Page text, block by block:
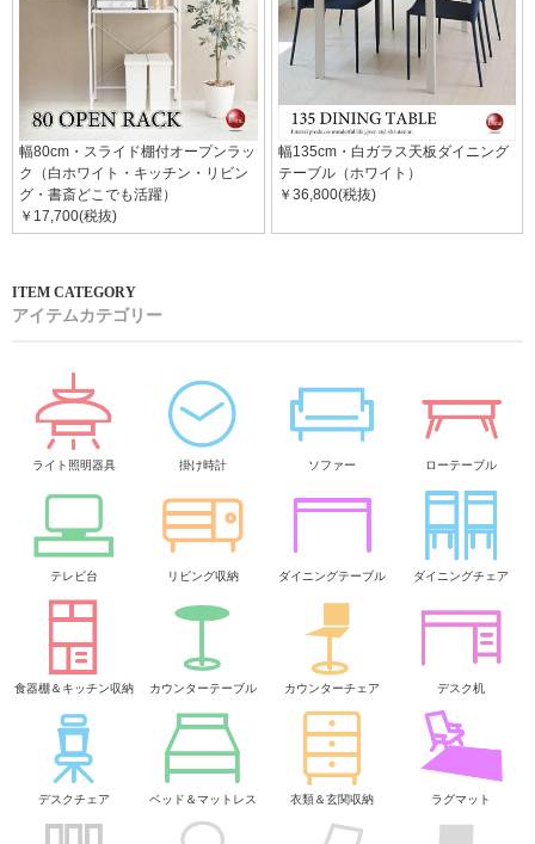
幅80cm・スライド棚付オープンラッ
ク（白ホワイト・キッチン・リビン
グ・書斎どこでも活躍）
￥17,700(税抜)
幅135cm・白ガラス天板ダイニング
テーブル（ホワイト）
￥36,800(税抜)
アイテムカテゴリー
ライト照明器具 掛け時計 ソファー ローテーブル
テレビ台 リビング収納 ダイニングテーブル ダイニングチェア
食器棚＆キッチン収納 カウンターテーブル カウンターチェア デスク机
デスクチェア ベッド＆マットレス 衣類＆玄関収納 ラグマット